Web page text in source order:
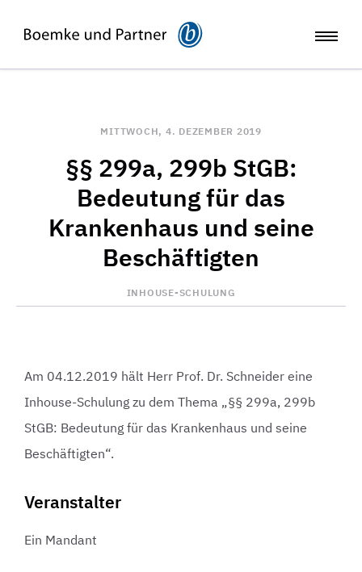
MITTWOCH, 4. DEZEMBER 2019
§§ 299a, 299b StGB:
Bedeutung für das
Krankenhaus und seine
Beschäftigten
INHOUSE-SCHULUNG
Am 04.12.2019 hält Herr Prof. Dr. Schneider eine
Inhouse-Schulung zu dem Thema „§§ 299a, 299b
StGB: Bedeutung für das Krankenhaus und seine
Beschäftigten“.
Veranstalter
Ein Mandant